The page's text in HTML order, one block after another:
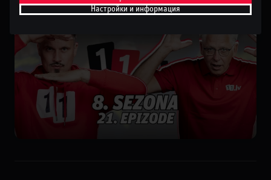
Настройки и информация